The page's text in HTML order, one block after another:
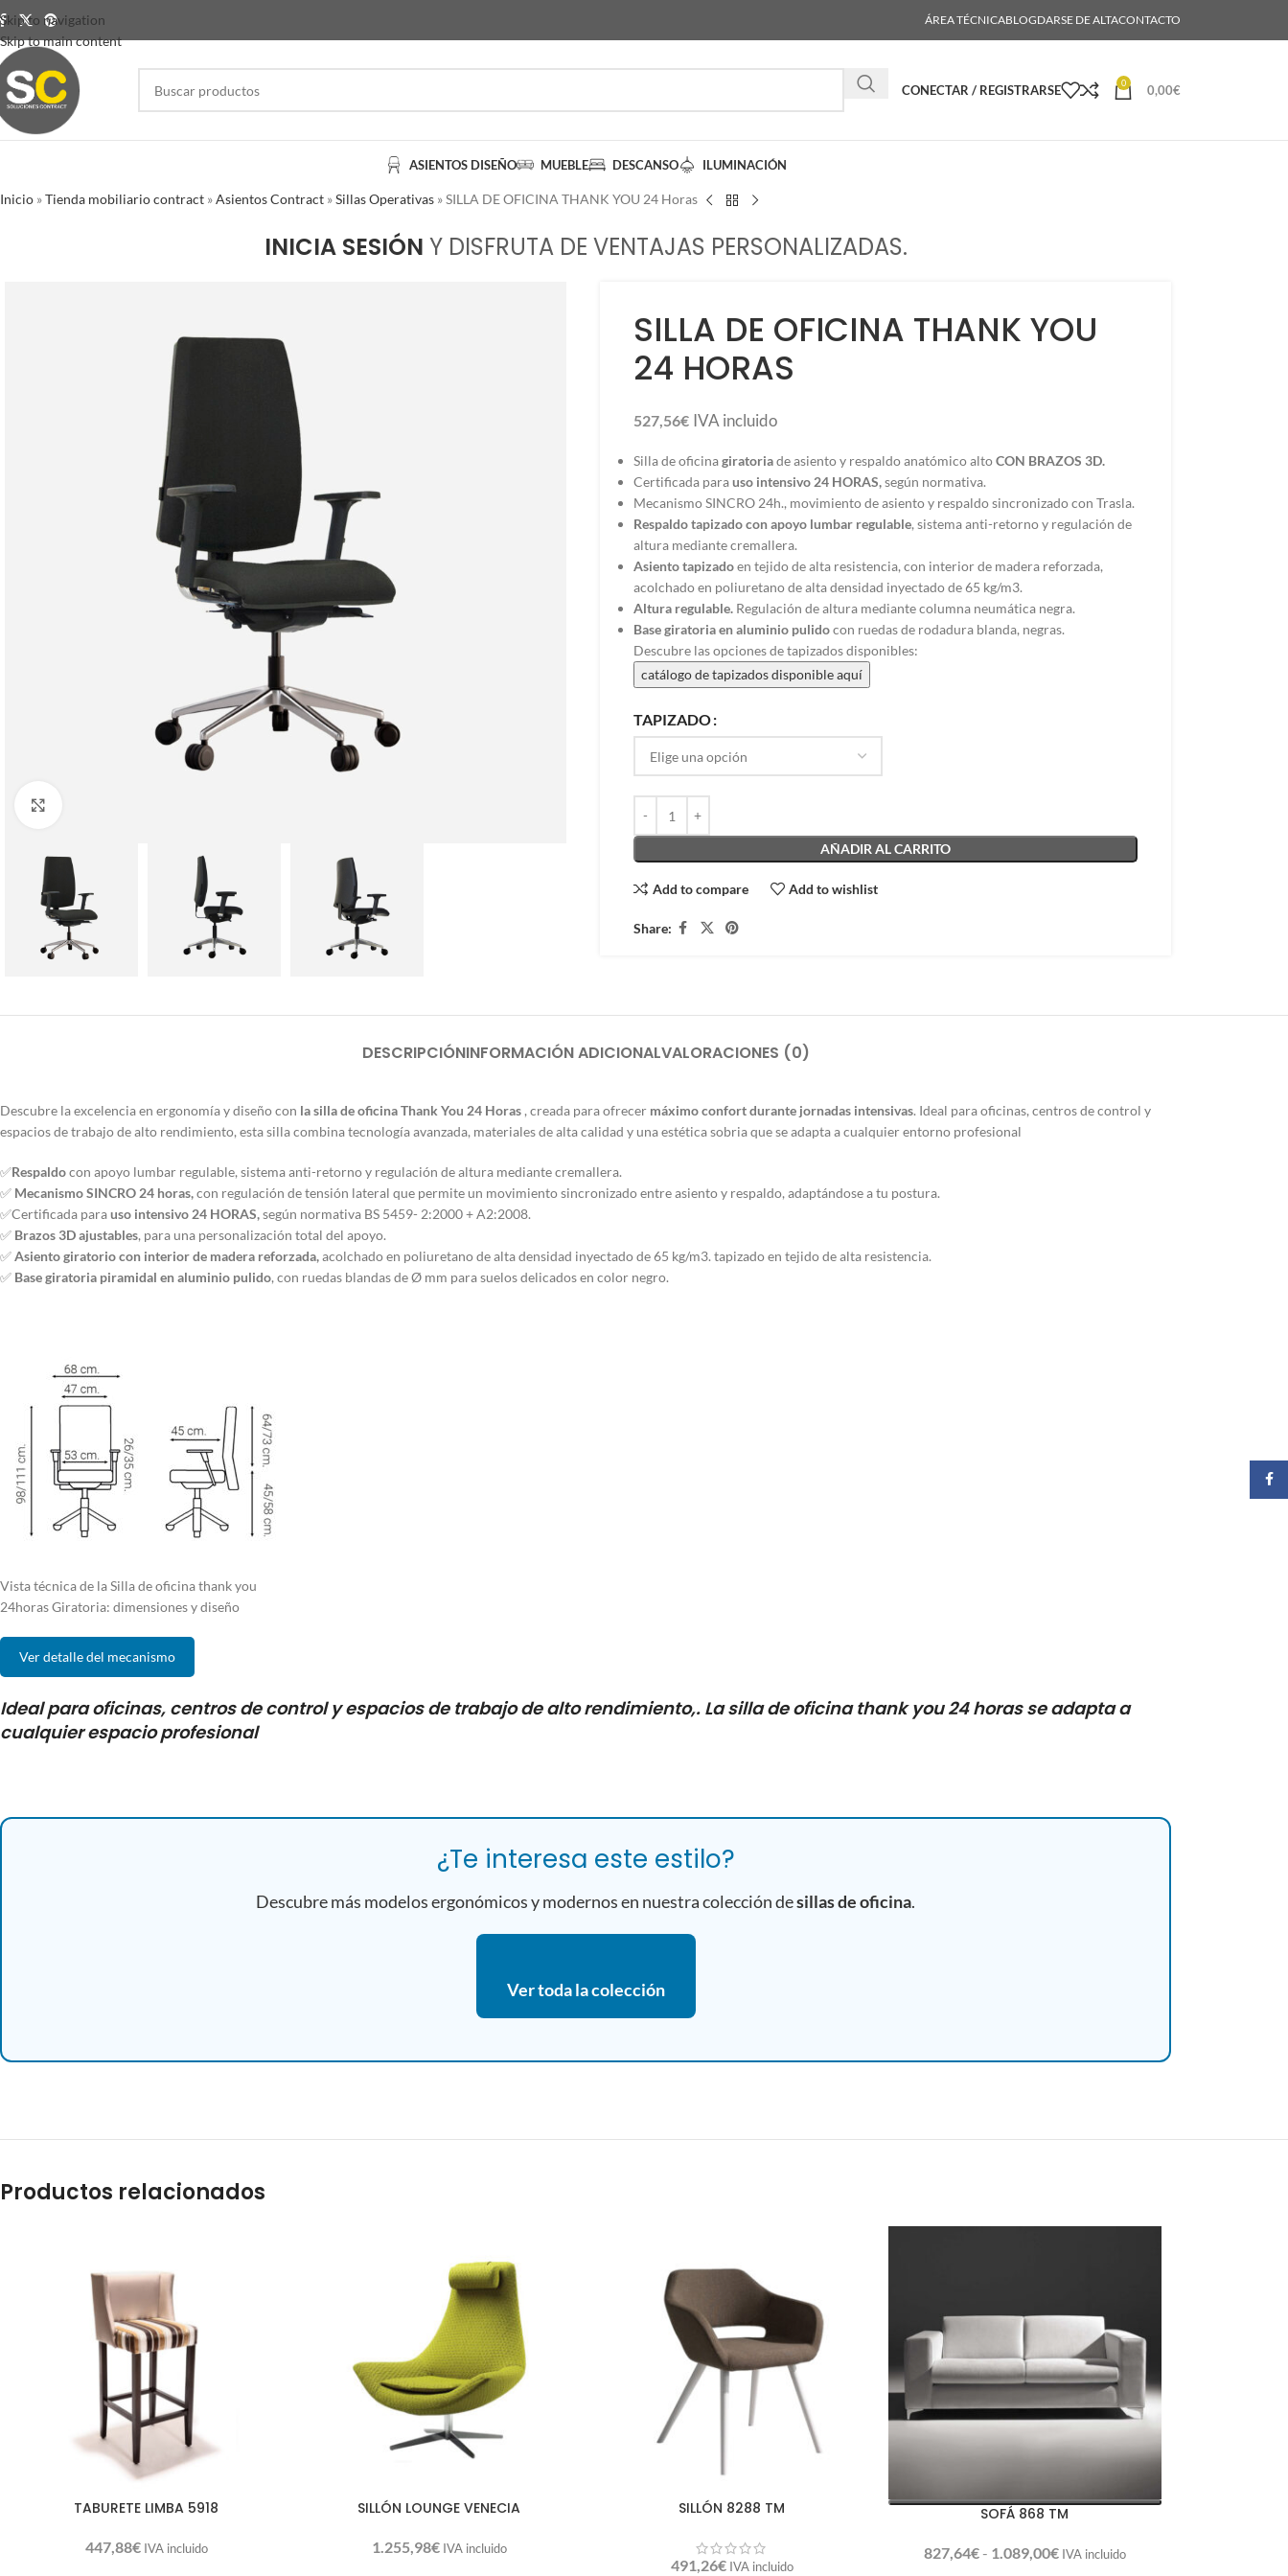
Skip to navigation
Skip to main content
ÁREA TÉCNICABLOGDARSE DE ALTACONTACTO
CONECTAR / REGISTRARSE 0 0,00€
ASIENTOS DISEÑO MUEBLE DESCANSO ILUMINACIÓN
Inicio »Tienda mobiliario contract »Asientos Contract »Sillas Operativas »SILLA DE OFICINA THANK YOU 24 Horas
INICIA SESIÓN Y DISFRUTA DE VENTAJAS PERSONALIZADAS.
SILLA DE OFICINA THANK YOU
24 HORAS
527,56€ IVA incluido
Silla de oficinagiratoriade asiento y respaldo anatómico altoCON BRAZOS 3D.
Certificada parauso intensivo 24 HORAS,según normativa.
Mecanismo SINCRO 24h., movimiento de asiento y respaldo sincronizado con Trasla.
Respaldo tapizado con apoyo lumbar regulable, sistema anti-retorno y regulación de
altura mediante cremallera.
Asiento tapizadoen tejido de alta resistencia, con interior de madera reforzada,
acolchado en poliuretano de alta densidad inyectado de 65 kg/m3.
Altura regulable.Regulación de altura mediante columna neumática negra.
Base giratoria en aluminio pulidocon ruedas de rodadura blanda, negras.
Descubre las opciones de tapizados disponibles:
catálogo de tapizados disponible aquí
TAPIZADO
AÑADIR AL CARRITO
Add to compare Add to wishlist
Share:
DESCRIPCIÓNINFORMACIÓN ADICIONALVALORACIONES (0)
Descubre la excelencia en ergonomía y diseño con la silla de oficinaThank You 24 Horas , creada para ofrecer máximo confort durante jornadas intensivas. Ideal para oficinas, centros de control y
espacios de trabajo de alto rendimiento, esta silla combina tecnología avanzada, materiales de alta calidad y una estética sobria que se adapta a cualquier entorno profesional
✅Respaldocon apoyo lumbar regulable, sistema anti-retorno y regulación de altura mediante cremallera.
✅ Mecanismo SINCRO 24 horas,con regulación de tensión lateral que permite un movimiento sincronizado entre asiento y respaldo, adaptándose a tu postura.
✅Certificada parauso intensivo 24 HORAS,según normativa BS 5459- 2:2000 + A2:2008.
✅ Brazos 3D ajustables, para una personalización total del apoyo.
✅Asiento giratorio con interior de madera reforzada,acolchado en poliuretano de alta densidad inyectado de 65 kg/m3. tapizado en tejido de alta resistencia.
✅ Base giratoria piramidal en aluminio pulido, con ruedas blandas de Ø mm para suelos delicados en color negro.
Vista técnica de la Silla de oficina thank you
24horas Giratoria: dimensiones y diseño
Ver detalle del mecanismo
Ideal para oficinas, centros de control y espacios de trabajo de alto rendimiento,. La silla de oficina thank you 24 horas se adapta a
cualquier espacio profesional
¿Te interesa este estilo?
Descubre más modelos ergonómicos y modernos en nuestra colección desillas de oficina.
Ver toda la colección
Productos relacionados
TABURETE LIMBA 5918
447,88€ IVA incluido
SILLÓN LOUNGE VENECIA
1.255,98€ IVA incluido
SILLÓN 8288 TM
491,26€ IVA incluido
SOFÁ 868 TM
827,64€ - 1.089,00€ IVA incluido